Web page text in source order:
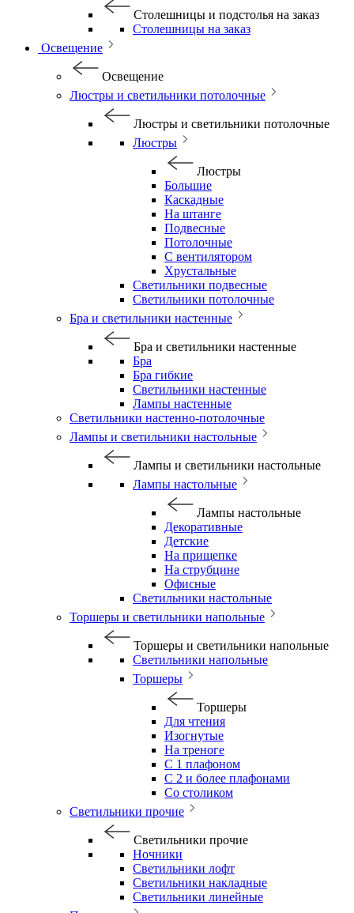
Столешницы и подстолья на заказ
Столешницы на заказ
Освещение
Освещение
Люстры и светильники потолочные
Люстры и светильники потолочные
Люстры
Люстры
Большие
Каскадные
На штанге
Подвесные
Потолочные
С вентилятором
Хрустальные
Светильники подвесные
Светильники потолочные
Бра и светильники настенные
Бра и светильники настенные
Бра
Бра гибкие
Светильники настенные
Лампы настенные
Светильники настенно-потолочные
Лампы и светильники настольные
Лампы и светильники настольные
Лампы настольные
Лампы настольные
Декоративные
Детские
На прищепке
На струбцине
Офисные
Светильники настольные
Торшеры и светильники напольные
Торшеры и светильники напольные
Светильники напольные
Торшеры
Торшеры
Для чтения
Изогнутые
На треноге
С 1 плафоном
С 2 и более плафонами
Со столиком
Светильники прочие
Светильники прочие
Ночники
Светильники лофт
Светильники накладные
Светильники линейные